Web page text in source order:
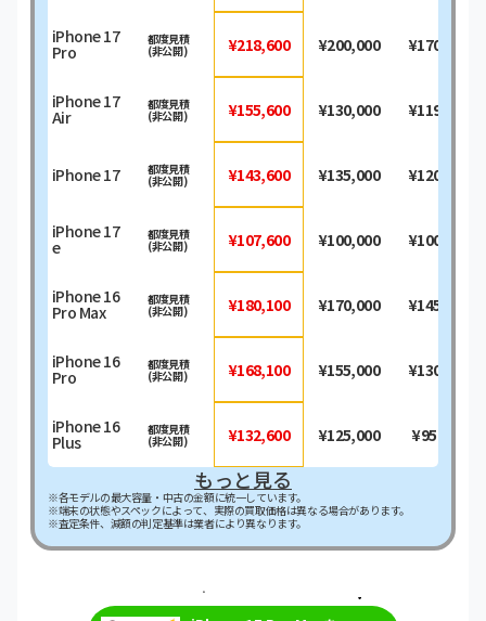
iPhone 17
Pro
iPhone 17
Air
iPhone 17
iPhone 17
e
iPhone 16
Pro Max
iPhone 16
Pro
iPhone 16
Plus
都度見積
(非公開)
都度見積
(非公開)
都度見積
(非公開)
都度見積
(非公開)
都度見積
(非公開)
都度見積
(非公開)
都度見積
(非公開)
¥218,600
¥155,600
¥143,600
¥107,600
¥180,100
¥168,100
¥132,600
¥200,000
¥130,000
¥135,000
¥100,000
¥170,000
¥155,000
¥125,000
¥170,000
¥119,000
¥120,000
¥100,000
¥145,000
¥130,000
¥95,000
もっと見る
※各モデルの最大容量・中古の金額に統一しています。
※端末の状態やスペックによって、実際の買取価格は異なる場合があります。
※査定条件、減額の判定基準は業者により異なります。
＼最短即日・現金で振り込み！／